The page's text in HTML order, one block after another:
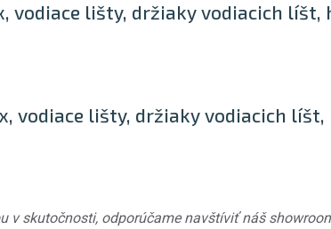
vodiace lišty, držiaky vodiacich
vodiace lišty, držiaky vodiacich
v skutočnosti, odporúčame navštíviť náš